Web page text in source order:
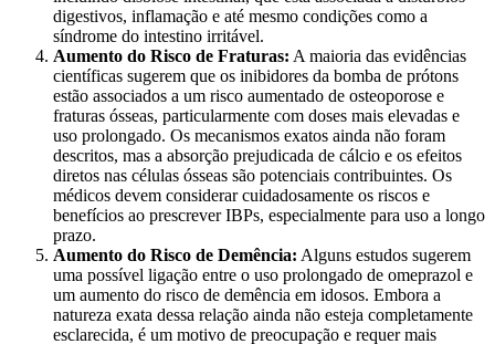
digestivos, inflamação e até mesmo condições como a
síndrome do intestino irritável.
Aumento do Risco de Fraturas: A maioria das evidências
científicas sugerem que os inibidores da bomba de prótons
estão associados a um risco aumentado de osteoporose e
fraturas ósseas, particularmente com doses mais elevadas e
uso prolongado. Os mecanismos exatos ainda não foram
descritos, mas a absorção prejudicada de cálcio e os efeitos
diretos nas células ósseas são potenciais contribuintes. Os
médicos devem considerar cuidadosamente os riscos e
benefícios ao prescrever IBPs, especialmente para uso a longo
prazo.
Aumento do Risco de Demência: Alguns estudos sugerem
uma possível ligação entre o uso prolongado de omeprazol e
um aumento do risco de demência em idosos. Embora a
natureza exata dessa relação ainda não esteja completamente
esclarecida, é um motivo de preocupação e requer mais